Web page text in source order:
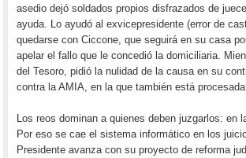
asedio dejó soldados propios disfrazados de
ayuda. Lo ayudó al exvicepresidente (error de
quedarse con Ciccone, que seguirá en su casa
apelar el fallo que le concedió la domiciliaria.
del Tesoro, pidió la nulidad de la causa en su
contra la AMIA, en la que también está procesada
Los reos dominan a quienes deben juzgarlos: en
Por eso se cae el sistema informático en los
Presidente avanza con su proyecto de reforma